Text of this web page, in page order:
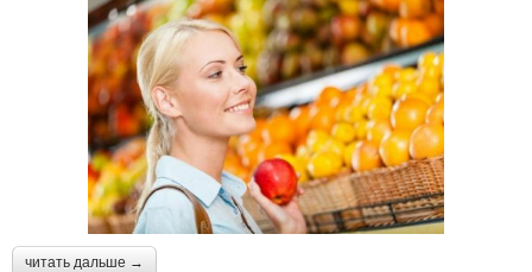
читать дальше →